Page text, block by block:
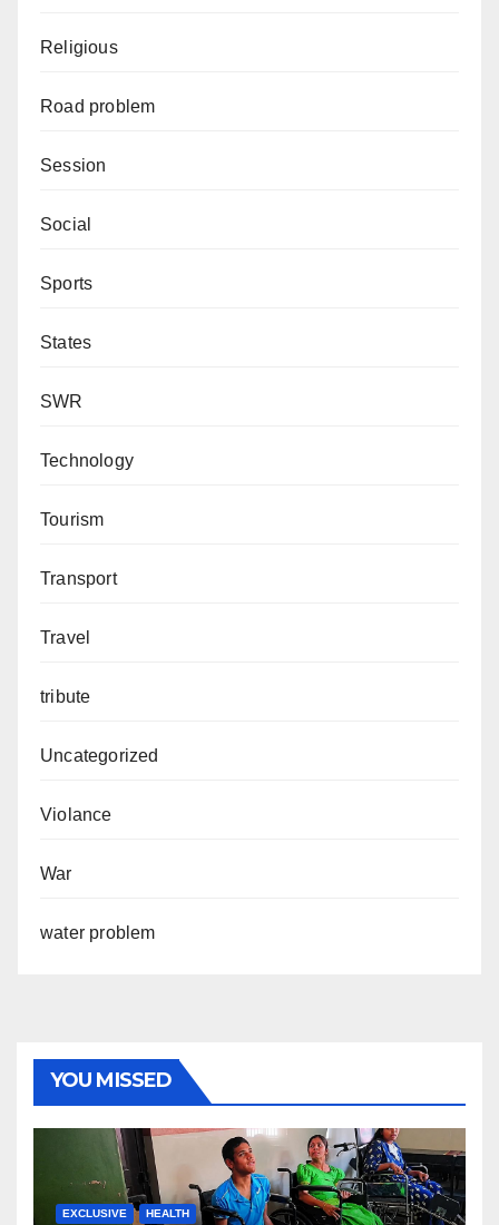
Religious
Road problem
Session
Social
Sports
States
SWR
Technology
Tourism
Transport
Travel
tribute
Uncategorized
Violance
War
water problem
YOU MISSED
EXCLUSIVE HEALTH